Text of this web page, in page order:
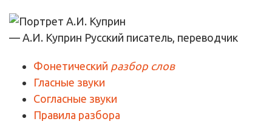
— А.И. Куприн Русский писатель, переводчик
Фонетический разбор слов
Гласные звуки
Согласные звуки
Правила разбора